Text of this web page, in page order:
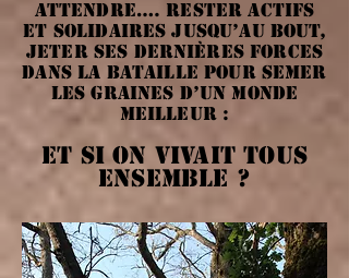
attendre…. Rester actifs
et solidaires jusqu’au bout,
jeter ses dernières forces
dans la bataille pour semer
les graines d’un monde
meilleur :
et si on vivait tous
ensemble ?